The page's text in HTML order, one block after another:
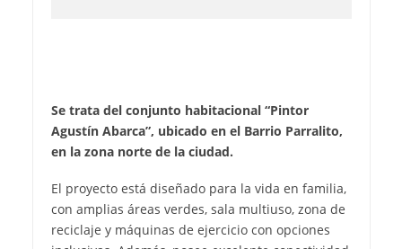
Se trata del conjunto habitacional “Pintor
Agustín Abarca”, ubicado en el Barrio Parralito,
en la zona norte de la ciudad.
El proyecto está diseñado para la vida en familia,
con amplias áreas verdes, sala multiuso, zona de
reciclaje y máquinas de ejercicio con opciones